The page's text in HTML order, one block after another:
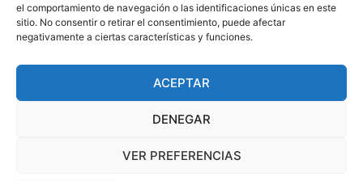
el comportamiento de navegación o las identificaciones únicas en este
sitio. No consentir o retirar el consentimiento, puede afectar
negativamente a ciertas características y funciones.
ACEPTAR
DENEGAR
VER PREFERENCIAS
DECLARACIÓN DE ACCESIBILIDAD
MAPA DEL SITIO
© 2025 GICONDA DEL POZO